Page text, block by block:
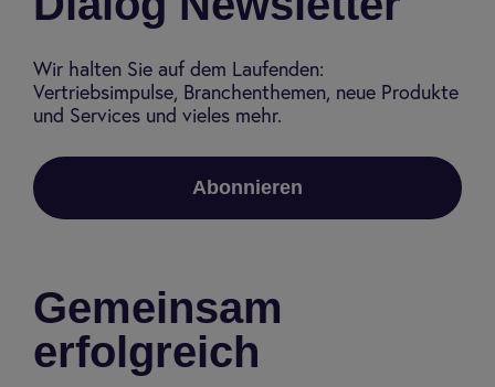
Wir halten Sie auf dem Laufenden:
Vertriebsimpulse, Branchenthemen, neue Produkte
und Services und vieles mehr.
Abonnieren
Gemeinsam
erfolgreich